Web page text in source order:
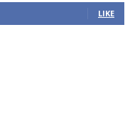
LIKE